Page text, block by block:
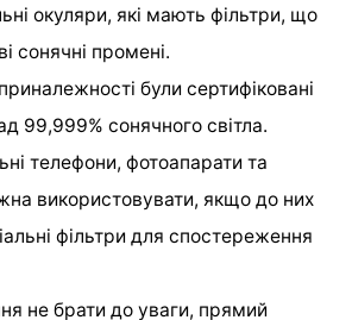
окуляри, які мають фільтри, що
сонячні промені.
були сертифіковані
99,999% сонячного світла.
телефони, фотоапарати та
використовувати, якщо до них
фільтри для спостереження
не брати до уваги, прямий